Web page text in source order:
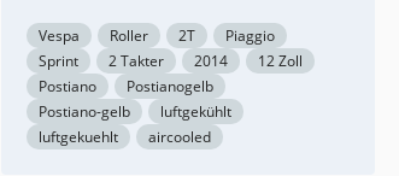
Vespa Roller 2T
Piaggio
Sprint
2 Takter 2014
12 Zoll
Postiano
Postianogelb
Postiano-gelb
luftgekühlt
luftgekuehlt
aircooled